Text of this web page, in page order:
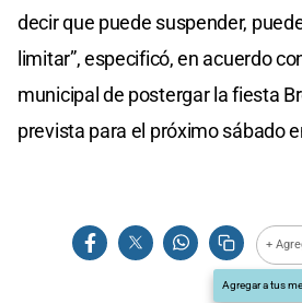
decir que puede suspender,
limitar”, especificó, en acuerdo
municipal de postergar la fiesta
prevista para el próximo sábado
+
Agregar a tus